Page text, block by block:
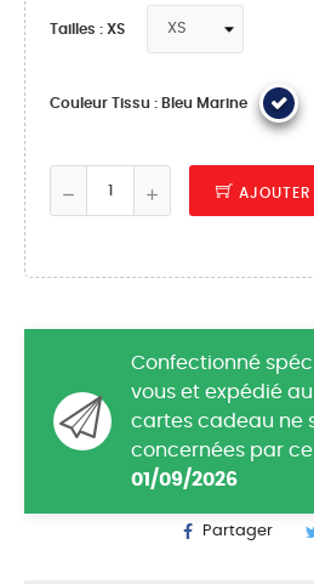
Tailles : XS
Couleur Tissu : Bleu Marine
Confectionné
vous et expédié
cartes cadeau ne
concernées par
01/09/2026
Partager